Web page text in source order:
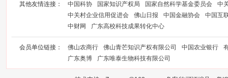
其他友情连接： 中国科协 国家知识产权局 国家自然科学基金委员会
中
中关村企业信用促进会
佛山日报 中国金融协会
中国互
中财网
广东高校科技成果转化中心
会员单位链接： 佛山农商行 佛山青芒知识产权有限公司 中国农业银行
广东奥博
广东唯泰生物科技有限公司